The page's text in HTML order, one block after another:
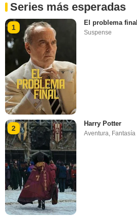
Series más esperadas
1
El problema final
Suspense
2
Harry Potter
Aventura Fantasía